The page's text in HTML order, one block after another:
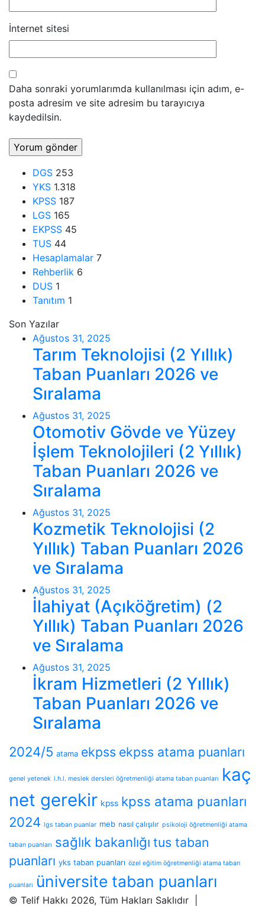
İnternet sitesi
Daha sonraki yorumlarımda kullanılması için adım, e-
posta adresim ve site adresim bu tarayıcıya
kaydedilsin.
DGS 253
YKS 1.318
KPSS 187
LGS 165
EKPSS 45
TUS 44
Hesaplamalar 7
Rehberlik 6
DUS 1
Tanıtım 1
Son Yazılar
Ağustos 31, 2025
Tarım Teknolojisi (2 Yıllık)
Taban Puanları 2026 ve
Sıralama
Ağustos 31, 2025
Otomotiv Gövde ve Yüzey
İşlem Teknolojileri (2 Yıllık)
Taban Puanları 2026 ve
Sıralama
Ağustos 31, 2025
Kozmetik Teknolojisi (2
Yıllık) Taban Puanları 2026
ve Sıralama
Ağustos 31, 2025
İlahiyat (Açıköğretim) (2
Yıllık) Taban Puanları 2026
ve Sıralama
Ağustos 31, 2025
İkram Hizmetleri (2 Yıllık)
Taban Puanları 2026 ve
Sıralama
2024/5 atama ekpss ekpss atama puanları
genel yetenek i.h.l. meslek dersleri öğretmenliği atama taban puanları
kaç
net gerekir kpss kpss atama puanları
2024 lgs taban puanlar meb nasıl çalışılır psikoloji öğretmenliği atama
taban puanları sağlık bakanlığı tus taban
puanları yks taban puanları özel eğitim öğretmenliği atama taban
puanları üniversite taban puanları
© Telif Hakkı 2026, Tüm Hakları Saklıdır |